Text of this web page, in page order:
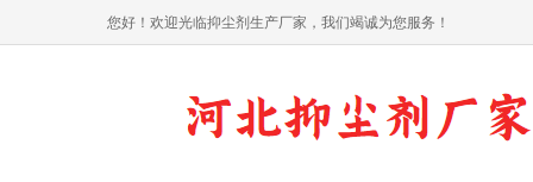
您好！欢迎光临抑尘剂生产厂家，我们竭诚为您服务！